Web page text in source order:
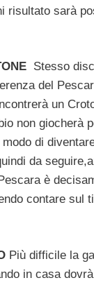
risultato sarà
Stesso
del
un
non giocherà
di
da
è
contare sul
Più difficile la
in casa